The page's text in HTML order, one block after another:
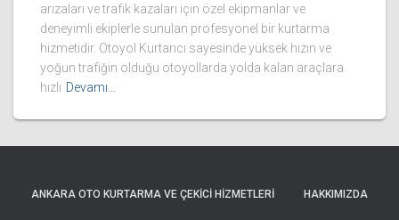
arızaları ve trafik kazaları için özel ekipmanlar ve
deneyimli ekiplerle sunulan profesyonel bir kurtarma
hizmetidir. Otoyol Kurtarıcı sayesinde yüksek hızın ve
yoğun trafiğin olduğu otoyollarda yolda kalan araçlara
hızlı Devamı…
ANKARA OTO KURTARMA VE ÇEKICI HIZMETLERI HAKKIMIZDA